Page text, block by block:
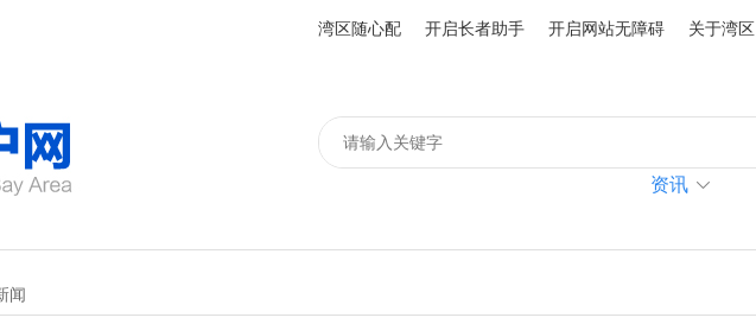
湾区随心配 开启长者助手 开启网站无障碍 关于湾区
资讯
闻